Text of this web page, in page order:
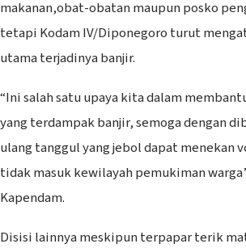
makanan,obat-obatan maupun posko
tetapi Kodam IV/Diponegoro turut
utama terjadinya banjir.
“Ini salah satu upaya kita dalam
yang terdampak banjir, semoga dengan
ulang tanggul yang jebol dapat menekan
tidak masuk kewilayah pemukiman
Kapendam.
Disisi lainnya meskipun terpapar terik